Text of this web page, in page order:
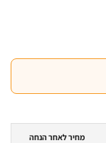
מחיר לאחר הנחה